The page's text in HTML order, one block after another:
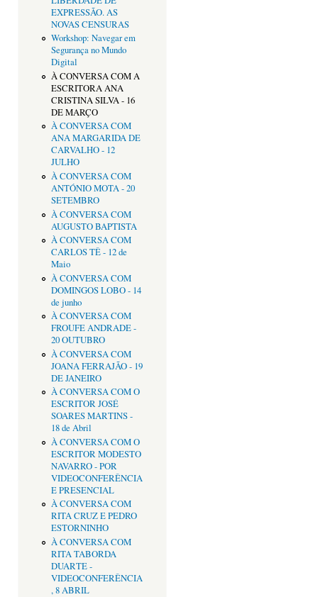
EXPRESSÃO. AS
NOVAS CENSURAS
Workshop: Navegar em
Segurança no Mundo
Digital
À CONVERSA COM A
ESCRITORA ANA
CRISTINA SILVA - 16
DE MARÇO
À CONVERSA COM
ANA MARGARIDA DE
CARVALHO - 12
JULHO
À CONVERSA COM
ANTÓNIO MOTA - 20
SETEMBRO
À CONVERSA COM
AUGUSTO BAPTISTA
À CONVERSA COM
CARLOS TÊ - 12 de
Maio
À CONVERSA COM
DOMINGOS LOBO - 14
de junho
À CONVERSA COM
FROUFE ANDRADE -
20 OUTUBRO
À CONVERSA COM
JOANA FERRAJÃO - 19
DE JANEIRO
À CONVERSA COM O
ESCRITOR JOSÉ
SOARES MARTINS -
18 de Abril
À CONVERSA COM O
ESCRITOR MODESTO
NAVARRO - POR
VIDEOCONFERÊNCIA
E PRESENCIAL
À CONVERSA COM
RITA CRUZ E PEDRO
ESTORNINHO
À CONVERSA COM
RITA TABORDA
DUARTE -
VIDEOCONFERÊNCIA
, 8 ABRIL